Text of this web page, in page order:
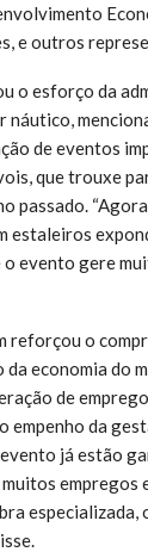
e outros
o esforço da
náutico,
de eventos
que trouxe
passado.
estaleiros
evento gere
reforçou o
economia do
de
empenho da
já estão
empregos
especializada,